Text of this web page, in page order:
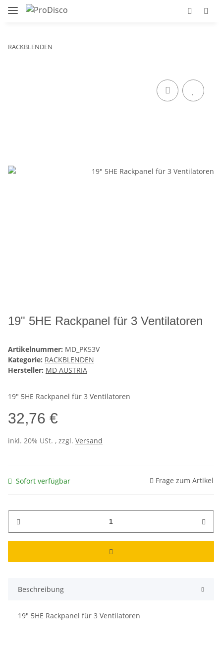
RACKBLENDEN
19" 5HE Rackpanel für 3 Ventilatoren
Artikelnummer: MD_PK53V
Kategorie: RACKBLENDEN
Hersteller: MD AUSTRIA
19" 5HE Rackpanel für 3 Ventilatoren
32,76 €
inkl. 20% USt. , zzgl. Versand
Sofort verfügbar Frage zum Artikel
Beschreibung
19" 5HE Rackpanel für 3 Ventilatoren